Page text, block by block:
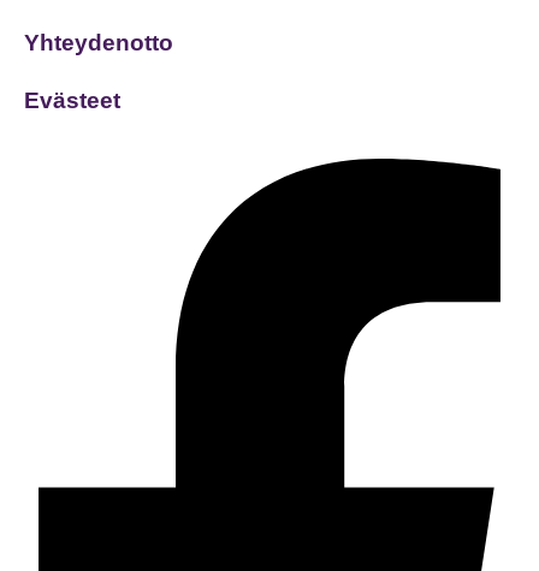
Yhteydenotto
Evästeet